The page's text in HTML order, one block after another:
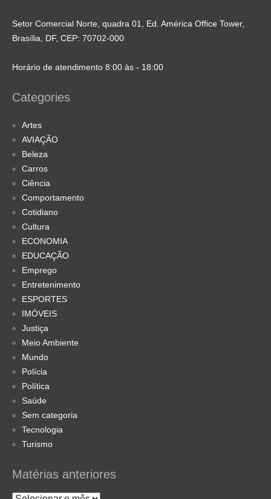
Setor Comercial Norte, quadra 01, Ed. América Office Tower,
Brasília, DF, CEP: 70702-000
Horário de atendimento 8:00 às - 18:00
Categories
Artes
AVIAÇÃO
Beleza
Carros
Ciência
Comportamento
Cotidiano
Cultura
ECONOMIA
EDUCAÇÃO
Emprego
Entretenimento
ESPORTES
IMÓVEIS
Justiça
Meio Ambiente
Mundo
Polícia
Política
Saúde
Sem categoria
Tecnologia
Turismo
Matérias anteriores